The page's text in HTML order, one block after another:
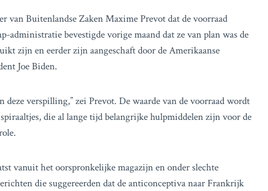
van Buitenlandse Zaken Maxime Prevot dat de voorraad
bevestigde vorige maand dat ze van plan was de
zijn en eerder zijn aangeschaft door de Amerikaanse
Joe Biden.
verspilling,” zei Prevot. De waarde van de voorraad wordt
die al lange tijd belangrijke hulpmiddelen zijn voor de
vanuit het oorspronkelijke magazijn en onder slechte
die suggereerden dat de anticonceptiva naar Frankrijk